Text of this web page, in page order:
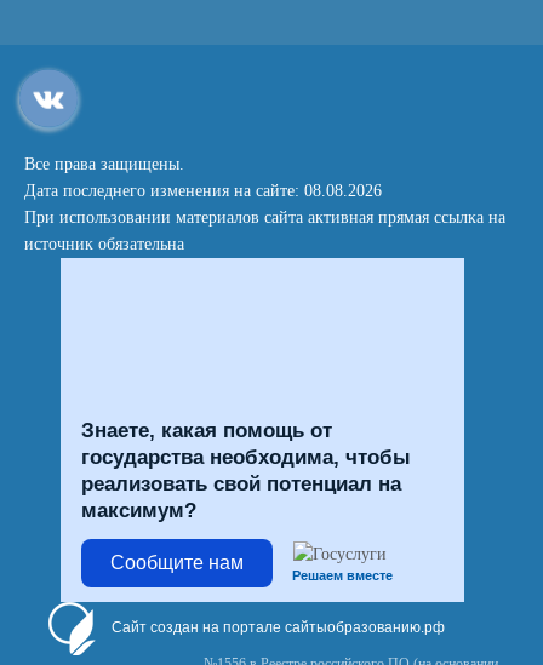
Все права защищены.
Дата последнего изменения на сайте: 08.08.2026
При использовании материалов сайта активная прямая ссылка на
источник обязательна
Знаете, какая помощь от
государства необходима, чтобы
реализовать свой потенциал на
максимум?
Сообщите нам
Решаем вместе
Сайт создан на портале сайтыобразованию.рф